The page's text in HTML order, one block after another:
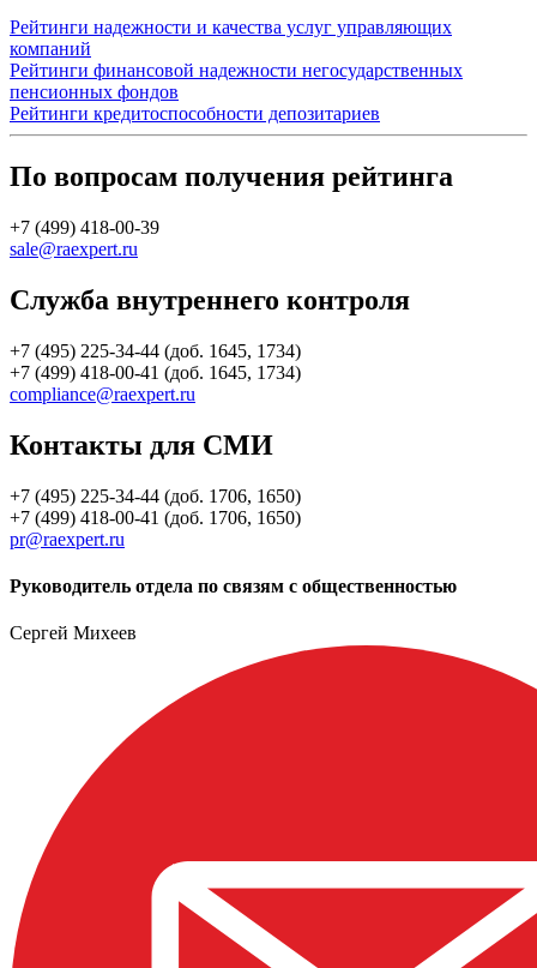
Рейтинги надежности и качества услуг управляющих
компаний
Рейтинги финансовой надежности негосударственных
пенсионных фондов
Рейтинги кредитоспособности депозитариев
По вопросам получения рейтинга
+7 (499) 418-00-39
sale@raexpert.ru
Служба внутреннего контроля
+7 (495) 225-34-44 (доб. 1645, 1734)
+7 (499) 418-00-41 (доб. 1645, 1734)
compliance@raexpert.ru
Контакты для СМИ
+7 (495) 225-34-44 (доб. 1706, 1650)
+7 (499) 418-00-41 (доб. 1706, 1650)
pr@raexpert.ru
Руководитель отдела по связям с общественностью
Сергей Михеев